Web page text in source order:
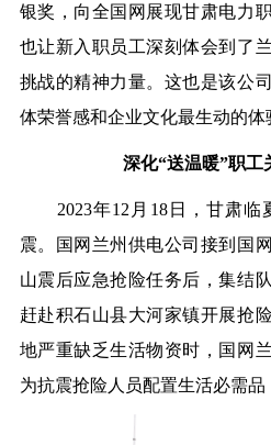
银奖，向全国网展现甘肃电力
也让新入职员工深刻体会到了
挑战的精神力量。这也是该公
体荣誉感和企业文化最生动的体
深化“送温暖”职工
2023年12月18日，甘肃临
震。国网兰州供电公司接到国
山震后应急抢险任务后，集结
赶赴积石山县大河家镇开展抢
地严重缺乏生活物资时，国网
为抗震抢险人员配置生活必需品